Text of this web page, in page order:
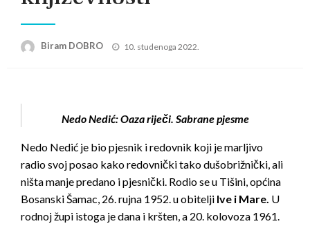
Biram DOBRO
Posted
10. studenoga 2022.
Nedo Nedić: Oaza riječi. Sabrane pjesme
Nedo Nedić je bio pjesnik i redovnik koji je marljivo
radio svoj posao kako redovnički tako dušobrižnički, ali
ništa manje predano i pjesnički. Rodio se u Tišini, općina
Bosanski Šamac, 26. rujna 1952. u obitelji Ive i Mare. U
rodnoj župi istoga je dana i kršten, a 20. kolovoza 1961.